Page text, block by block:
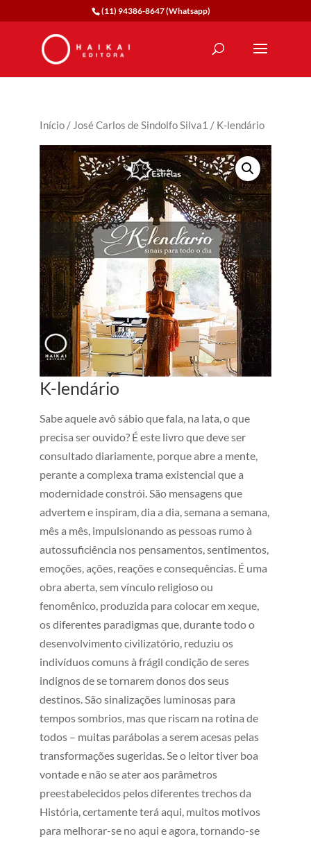
(11) 94386-8647 (Whatsapp)
Início/ José Carlos de Sindolfo Silva1 / K-lendário
K-lendário
Sabe aquele avô sábio que fala, na lata, o que
precisa ser ouvido? É este livro que deve ser
consultado diariamente, porque abre a mente,
perante a complexa trama existencial que a
modernidade constrói. São mensagens que
advertem e inspiram, dia a dia, semana a semana,
mês a mês, impulsionando as pessoas rumo à
autossuficiência nos pensamentos, sentimentos,
emoções, ações, reações e consequências. É uma
obra aberta, sem vínculo religioso ou
fenomênico, produzida para colocar em xeque,
os diferentes paradigmas que, durante todo o
desenvolvimento civilizatório, reduziu os
indivíduos comuns à frágil condição de seres
indignos de se tornarem donos dos seus
destinos. São sinalizações luminosas para
tempos sombrios, mas que riscam na rotina de
todos – muitas parábolas a serem acesas pelas
transformações sugeridas. Se o leitor tiver boa
vontade e não se ater aos parâmetros
preestabelecidos pelos diferentes trechos da
História, certamente terá aqui, muitos motivos
para melhorar-se no aqui e agora, tornando-se